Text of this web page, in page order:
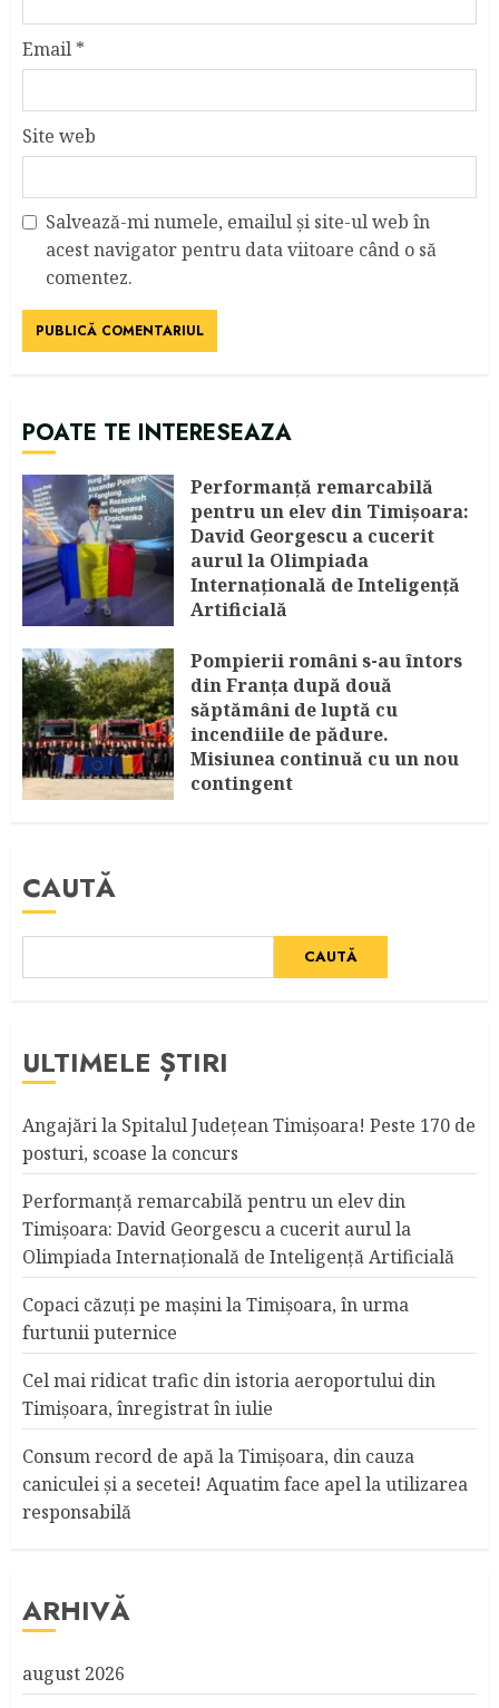
Email *
Site web
Salvează-mi numele, emailul și site-ul web în
acest navigator pentru data viitoare când o să
comentez.
POATE TE INTERESEAZA
Performanță remarcabilă
pentru un elev din Timișoara:
David Georgescu a cucerit
aurul la Olimpiada
Internațională de Inteligență
Artificială
Pompierii români s-au întors
din Franța după două
săptămâni de luptă cu
incendiile de pădure.
Misiunea continuă cu un nou
contingent
CAUTĂ
CAUTĂ
ULTIMELE ȘTIRI
Angajări la Spitalul Judeţean Timişoara! Peste 170 de
posturi, scoase la concurs
Performanță remarcabilă pentru un elev din
Timișoara: David Georgescu a cucerit aurul la
Olimpiada Internațională de Inteligență Artificială
Copaci căzuţi pe maşini la Timişoara, în urma
furtunii puternice
Cel mai ridicat trafic din istoria aeroportului din
Timişoara, înregistrat în iulie
Consum record de apă la Timişoara, din cauza
caniculei şi a secetei! Aquatim face apel la utilizarea
responsabilă
ARHIVĂ
august 2026